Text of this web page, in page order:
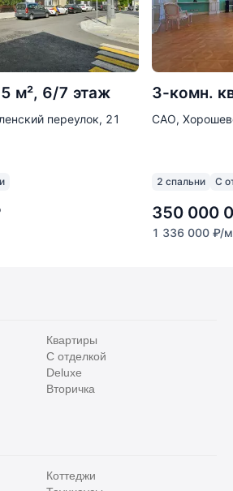
м², 6/7 этаж
переулок, 21
3-комн.
САО,
2 спальни С
350 000
1 336 000 ₽/м
Квартиры
С отделкой
Deluxe
Вторичка
Коттеджи